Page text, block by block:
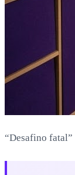
“Desafino fatal”